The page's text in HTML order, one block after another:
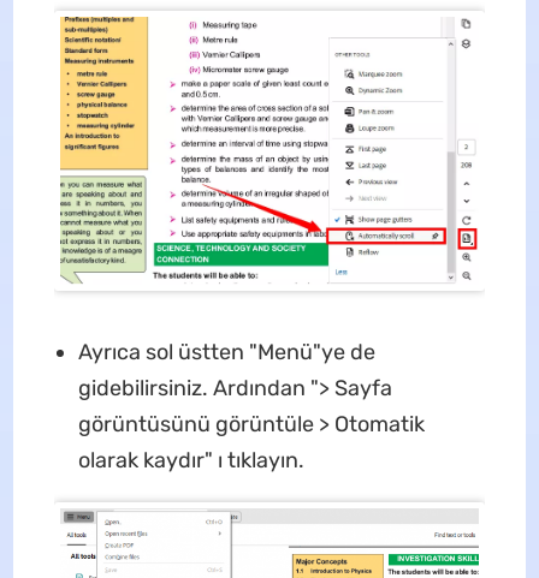
Ayrıca sol üstten "Menü"ye de
gidebilirsiniz. Ardından "> Sayfa
görüntüsünü görüntüle > Otomatik
olarak kaydır" ı tıklayın.